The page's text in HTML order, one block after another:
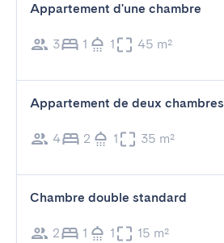
Appartement d'une chambre
3 1 1 45 m²
Appartement de deux chambres
4 2 1 35 m²
Chambre double standard
2 1 1 15 m²